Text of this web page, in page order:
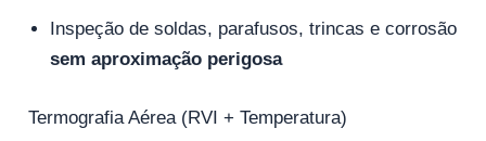
Inspeção de soldas, parafusos, trincas e corrosão
sem aproximação perigosa
Termografia Aérea (RVI + Temperatura)